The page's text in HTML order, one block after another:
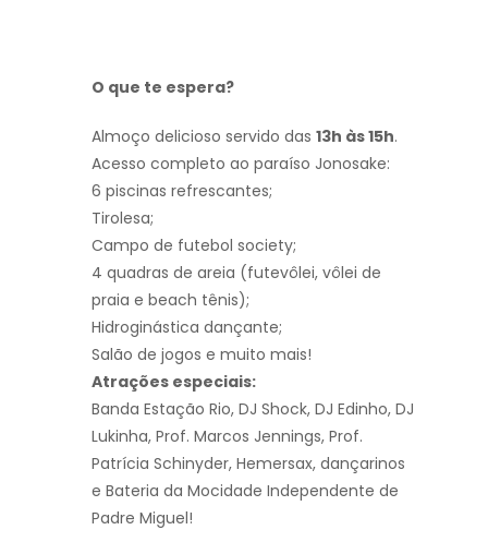
O que te espera?
Almoço delicioso servido das 13h às 15h.
Acesso completo ao paraíso Jonosake:
6 piscinas refrescantes;
Tirolesa;
Campo de futebol society;
4 quadras de areia (futevôlei, vôlei de
praia e beach tênis);
Hidroginástica dançante;
Salão de jogos e muito mais!
Atrações especiais:
Banda Estação Rio, DJ Shock, DJ Edinho, DJ
Lukinha, Prof. Marcos Jennings, Prof.
Patrícia Schinyder, Hemersax, dançarinos
e Bateria da Mocidade Independente de
Padre Miguel!